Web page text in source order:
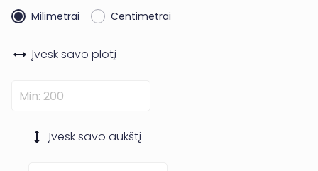
Milimetrai Centimetrai
Įvesk savo plotį
Įvesk savo aukštį